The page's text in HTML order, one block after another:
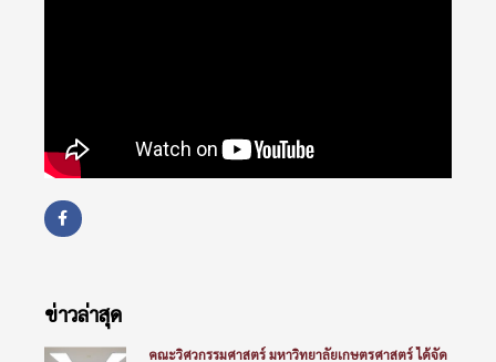
ข่าวล่าสุด
คณะวิศวกรรมศาสตร์ มหาวิทยาลัยเกษตรศาสตร์ ได้จัด